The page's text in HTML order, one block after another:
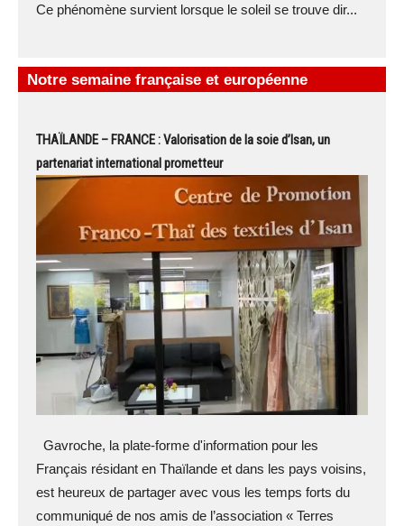
Ce phénomène survient lorsque le soleil se trouve dir...
Notre semaine française et européenne
THAÏLANDE – FRANCE : Valorisation de la soie d’Isan, un
partenariat international prometteur
Gavroche, la plate-forme d'information pour les
Français résidant en Thaïlande et dans les pays voisins,
est heureux de partager avec vous les temps forts du
communiqué de nos amis de l’association « Terres